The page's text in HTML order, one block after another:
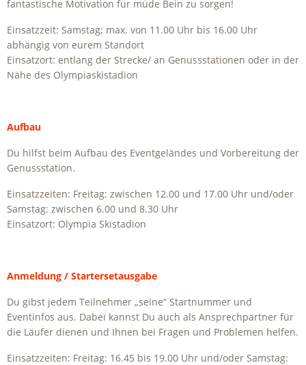
fantastische Motivation für müde Bein zu sorgen!
Einsatzzeit: Samstag; max. von 11.00 Uhr bis 16.00 Uhr
abhängig von eurem Standort
Einsatzort: entlang der Strecke/ an Genussstationen oder in der
Nähe des Olympiaskistadion
Aufbau
Du hilfst beim Aufbau des Eventgeländes und Vorbereitung der
Genussstation.
Einsatzzeiten: Freitag: zwischen 12.00 und 17.00 Uhr und/oder
Samstag: zwischen 6.00 und 8.30 Uhr
Einsatzort: Olympia Skistadion
Anmeldung / Startersetausgabe
Du gibst jedem Teilnehmer „seine“ Startnummer und
Eventinfos aus. Dabei kannst Du auch als Ansprechpartner für
die Läufer dienen und Ihnen bei Fragen und Problemen helfen.
Einsatzzeiten: Freitag: 16.45 bis 19.00 Uhr und/oder Samstag: